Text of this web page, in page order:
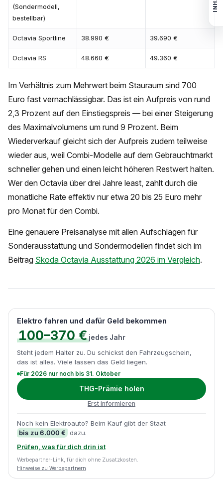
(Sondermodell,
bestellbar)
Octavia Sportline 38.990 € 39.690 €
Octavia RS 48.660 € 49.360 €
Im Verhältnis zum Mehrwert beim Stauraum sind 700
Euro fast vernachlässigbar. Das ist ein Aufpreis von rund
2,3 Prozent auf den Einstiegspreis — bei einer Steigerung
des Maximalvolumens um rund 9 Prozent. Beim
Wiederverkauf gleicht sich der Aufpreis zudem teilweise
wieder aus, weil Combi-Modelle auf dem Gebrauchtmarkt
schneller gehen und einen leicht höheren Restwert halten.
Wer den Octavia über drei Jahre least, zahlt durch die
monatliche Rate effektiv nur etwa 20 bis 25 Euro mehr
pro Monat für den Combi.
Eine genauere Preisanalyse mit allen Aufschlägen für
Sonderausstattung und Sondermodellen findet sich im
Beitrag Skoda Octavia Ausstattung 2026 im Vergleich.
Elektro fahren und dafür Geld bekommen
100–370 € jedes Jahr
Steht jedem Halter zu. Du schickst den Fahrzeugschein,
das ist alles. Viele lassen das Geld liegen.
Für 2026 nur noch bis 31. Oktober
THG-Prämie holen
Erst informieren
Noch kein Elektroauto? Beim Kauf gibt der Staat
bis zu 6.000 € dazu.
Prüfen, was für dich drin ist
Werbepartner-Link, für dich ohne Zusatzkosten.
Hinweise zu Werbepartnern